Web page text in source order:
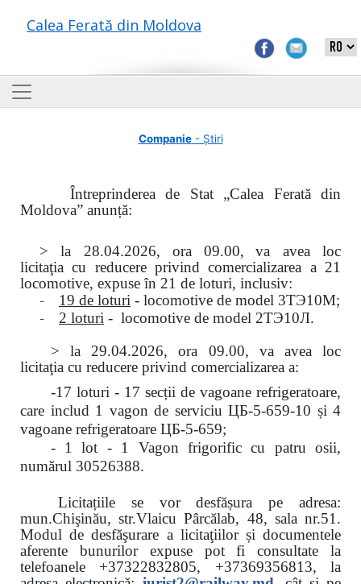
Calea Ferată din Moldova
Companie- Știri
Întreprinderea de Stat „Calea Ferată din
Moldova” anunță:
> la 28.04.2026, ora 09.00,
va avea loc
licitaţiacu reducere privind comercializarea a 21
locomotive, expuse în 21 de loturi, inclusiv:
- 19 de loturi - locomotive de model 3ТЭ10М;
- 2 loturi - locomotive de model 2ТЭ10Л.
> la 29.04.2026, ora 09.00, va avea loc
licitaţia cu reducere privind comercializarea a:
-17 loturi - 17 secții de vagoane refrigeratoare,
care includ 1 vagon de serviciu ЦБ-5-659-10 și 4
vagoane refrigeratoare ЦБ-5-659;
- 1 lot - 1 Vagon frigorific cu patru osii,
numărul 30526388.
Licitațiile se vor desfășura pe adresa:
mun.Chişinău, str.Vlaicu Pârcălab, 48, sala nr.51.
Modul de desfăşurare a licitaţiilor și documentele
aferente bunurilor expuse pot fi consultate la
telefoanele +37322832805, +37369356813, la